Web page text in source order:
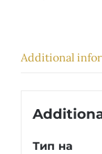
Additional
Тип на